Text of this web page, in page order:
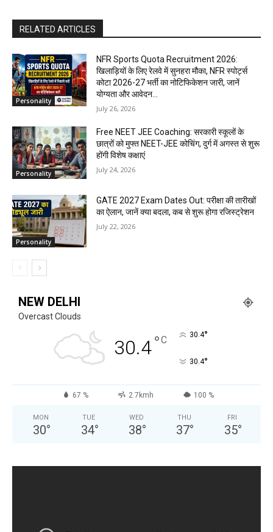
RELATED ARTICLES
Personality
NFR Sports Quota Recruitment 2026:
खिलाड़ियों के लिए रेलवे में सुनहरा मौका, NFR स्पोर्ट्स
कोटा 2026-27 भर्ती का नोटिफिकेशन जारी, जानें
योग्यता और आवेदन...
July 26, 2026
Personality
Free NEET JEE Coaching: सरकारी स्कूलों के
छात्रों को मुफ्त NEET-JEE कोचिंग, दुर्ग में अगस्त से शुरू
होंगी विशेष कक्षाएं
July 24, 2026
Personality
GATE 2027 Exam Dates Out: परीक्षा की तारीखों
का ऐलान, जानें क्या बदला, कब से शुरू होगा रजिस्ट्रेशन
July 22, 2026
NEW DELHI
Overcast Clouds
30.4°C 30.4°
30.4°
67 % 2.7kmh 100 %
MON
30°
TUE
34°
WED
38°
THU
37°
FRI
35°